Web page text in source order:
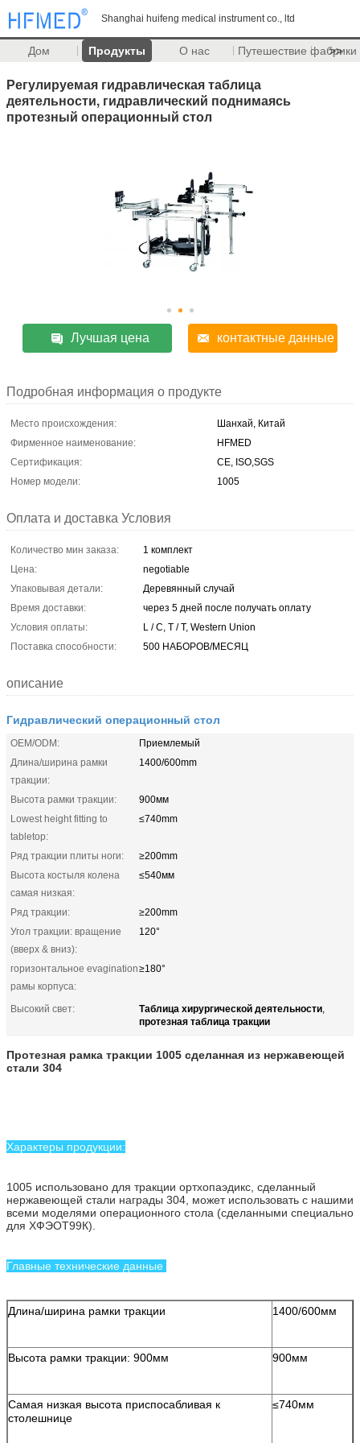
Shanghai huifeng medical instrument co., ltd
Дом Продукты О нас Путешествие фабрики
>>
Регулируемая гидравлическая таблица
деятельности, гидравлический поднимаясь
протезный операционный стол
Лучшая цена контактные данные
Подробная информация о продукте
Место происхождения:
Шанхай, Китай
Фирменное наименование:
HFMED
Сертификация:
CE, ISO,SGS
Номер модели:
1005
Оплата и доставка Условия
Количество мин заказа:
1 комплект
Цена:
negotiable
Упаковывая детали:
Деревянный случай
Время доставки:
через 5 дней после получать оплату
Условия оплаты:
L / C, T / T, Western Union
Поставка способности:
500 НАБОРОВ/МЕСЯЦ
описание
Гидравлический операционный стол
OEM/ODM:
Приемлемый
Длина/ширина рамки
тракции:
1400/600mm
Высота рамки тракции:
900мм
Lowest height fitting to
tabletop:
≤740mm
Ряд тракции плиты ноги:
≥200mm
Высота костыля колена
самая низкая:
≤540мм
Ряд тракции:
≥200mm
Угол тракции: вращение
(вверх & вниз):
120°
горизонтальное evagination
рамы корпуса:
≥180°
Высокий свет: Таблица хирургической деятельности,
протезная таблица тракции
Протезная рамка тракции 1005 сделанная из нержавеющей
стали 304
Характеры продукции:
1005 использовано для тракции ортхопаэдикс, сделанный
нержавеющей стали награды 304, может использовать с нашими
всеми моделями операционного стола (сделанными специально
для ХФЭОТ99К).
Главные технические данные
Длина/ширина рамки тракции 1400/600мм
Высота рамки тракции: 900мм 900мм
Самая низкая высота приспосабливая к
столешнице
≤740мм